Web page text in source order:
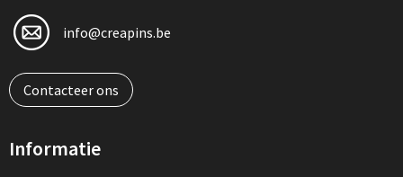
info@creapins.be
Contacteer ons
Informatie